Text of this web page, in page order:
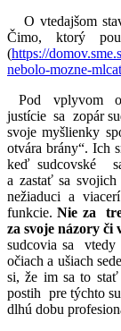
O vtedajšom
Čimo, ktorý
(https://
nebolo-mozne-
Pod vplyvom
justície sa zopár
svoje myšlienky
otvára brány“. Ich
keď sudcovské
a zastať sa
nežiaduci a
funkcie.Nie za
za svoje názory či
sudcovia sa
očiach a ušiach
si, že im sa to
postih pre týchto
dlhú dobu